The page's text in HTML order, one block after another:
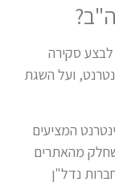
לבצע סקירה
ועל השגת
המציעים
שחלק מהאתרים
נדל"ן